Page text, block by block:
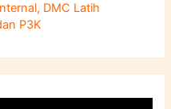
DMC Latih
P3K